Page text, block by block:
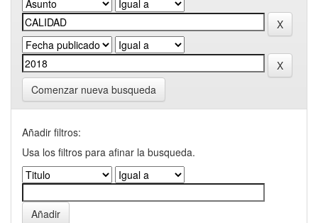
Comenzar nueva busqueda
Añadir filtros:
Usa los filtros para afinar la busqueda.